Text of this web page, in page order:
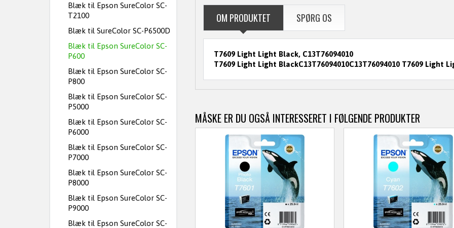
Blæk til Epson SureColor SC-
T2100
Blæk til SureColor SC-P6500D
Blæk til Epson SureColor SC-
P600
Blæk til Epson SureColor SC-
P800
Blæk til Epson SureColor SC-
P5000
Blæk til Epson SureColor SC-
P6000
Blæk til Epson SureColor SC-
P7000
Blæk til Epson SureColor SC-
P8000
Blæk til Epson SureColor SC-
P9000
Blæk til Epson SureColor SC-
OM PRODUKTET SPØRG OS
T7609 Light Light Black, C13T76094010
T7609 Light Light BlackC13T76094010C13T76094010 T7609 Light
MÅSKE ER DU OGSÅ INTERESSERET I FØLGENDE PRODUKTER